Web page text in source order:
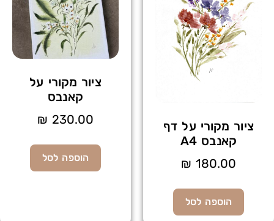
ציור מקורי על דף
קאנבס A4
₪ 180.00
הוספה לסל
ציור מקורי על
קאנבס
₪ 230.00
הוספה לסל